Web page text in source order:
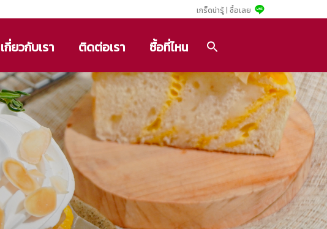
เกร็ดน่ารู้ | ซื้อเลย
เกี่ยวกับเรา ติดต่อเรา ซื้อที่ไหน